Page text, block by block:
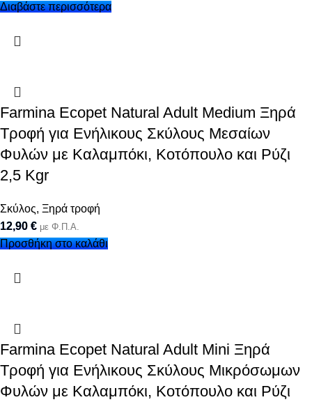
Διαβάστε περισσότερα
Farmina Ecopet Natural Adult Medium Ξηρά
Τροφή για Ενήλικους Σκύλους Μεσαίων
Φυλών με Καλαμπόκι, Κοτόπουλο και Ρύζι
2,5 Kgr
Σκύλος, Ξηρά τροφή
12,90 € με Φ.Π.Α.
Προσθήκη στο καλάθι
Farmina Ecopet Natural Adult Mini Ξηρά
Τροφή για Ενήλικους Σκύλους Μικρόσωμων
Φυλών με Καλαμπόκι, Κοτόπουλο και Ρύζι